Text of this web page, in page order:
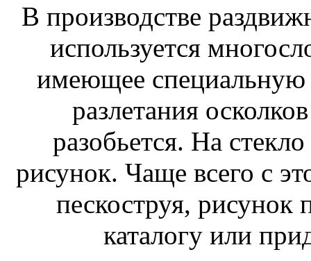
В производстве
используется
имеющее
разлетания
разобьется. На
рисунок. Чаще всего с
пескоструя,
каталогу или